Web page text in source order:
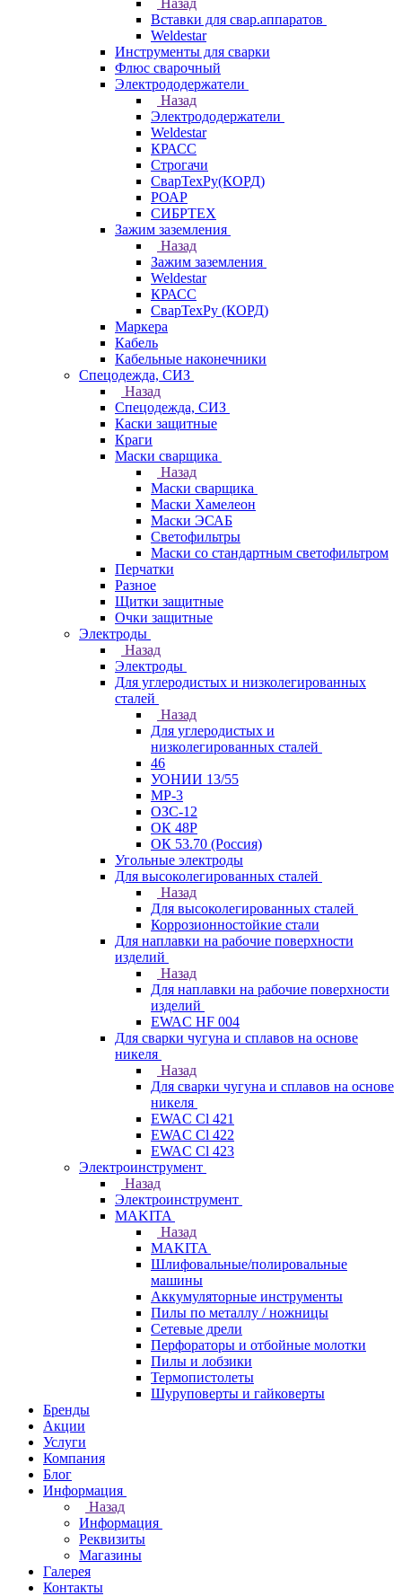
Назад
Вставки для свар.аппаратов
Weldestar
Инструменты для сварки
Флюс сварочный
Электрододержатели
Назад
Электрододержатели
Weldestar
КРАСС
Строгачи
СварТехРу(КОРД)
РОАР
СИБРТЕХ
Зажим заземления
Назад
Зажим заземления
Weldestar
КРАСС
СварТехРу (КОРД)
Маркера
Кабель
Кабельные наконечники
Спецодежда, СИЗ
Назад
Спецодежда, СИЗ
Каски защитные
Краги
Маски сварщика
Назад
Маски сварщика
Маски Хамелеон
Маски ЭСАБ
Светофильтры
Маски со стандартным светофильтром
Перчатки
Разное
Щитки защитные
Очки защитные
Электроды
Назад
Электроды
Для углеродистых и низколегированных
сталей
Назад
Для углеродистых и
низколегированных сталей
46
УОНИИ 13/55
МР-3
ОЗС-12
ОК 48Р
ОК 53.70 (Россия)
Угольные электроды
Для высоколегированных сталей
Назад
Для высоколегированных сталей
Коррозионностойкие стали
Для наплавки на рабочие поверхности
изделий
Назад
Для наплавки на рабочие поверхности
изделий
EWAC HF 004
Для сварки чугуна и сплавов на основе
никеля
Назад
Для сварки чугуна и сплавов на основе
никеля
EWAC Cl 421
EWAC Cl 422
EWAC Cl 423
Электроинструмент
Назад
Электроинструмент
МAKITA
Назад
МAKITA
Шлифовальные/полировальные
машины
Аккумуляторные инструменты
Пилы по металлу / ножницы
Сетевые дрели
Перфораторы и отбойные молотки
Пилы и лобзики
Термопистолеты
Шуруповерты и гайковерты
Бренды
Акции
Услуги
Компания
Блог
Информация
Назад
Информация
Реквизиты
Магазины
Галерея
Контакты